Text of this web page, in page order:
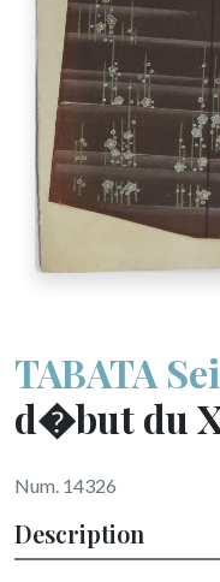
TABATA
d�but du
Num. 14326
Description